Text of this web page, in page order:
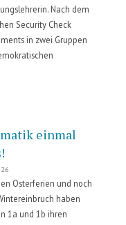
Nach dem
Security Check
in zwei Gruppen
einmal
Osterferien und noch
haben
1a und 1b ihren